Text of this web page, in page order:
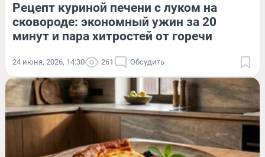
Рецепт куриной печени с луком на
сковороде: экономный ужин за 20
минут и пара хитростей от горечи
24 июня, 2026, 14:30 261 Обсудить